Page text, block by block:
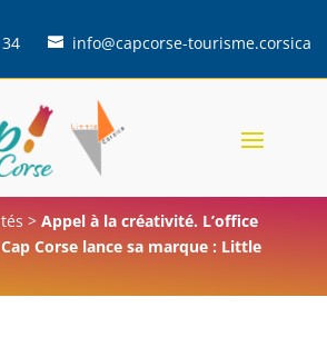
info@capcorse-tourisme.corsica
> Appel à la créativité. L’office
Corse lance sa marque : Little